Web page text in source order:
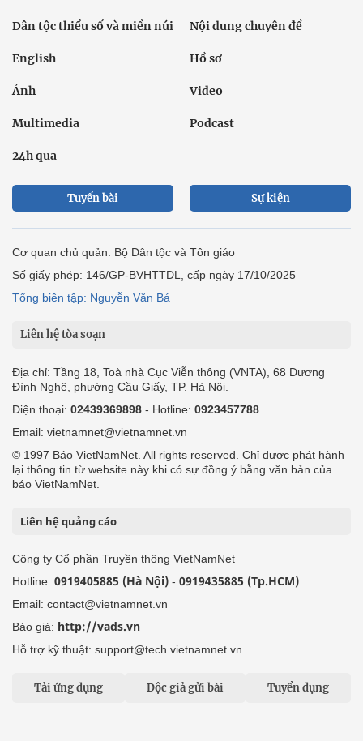
Dân tộc thiểu số và miền núi Nội dung chuyên đề
English Hồ sơ
Ảnh Video
Multimedia Podcast
24h qua
Tuyến bài Sự kiện
Cơ quan chủ quản: Bộ Dân tộc và Tôn giáo
Số giấy phép: 146/GP-BVHTTDL, cấp ngày 17/10/2025
Tổng biên tập: Nguyễn Văn Bá
Liên hệ tòa soạn
Địa chỉ: Tầng 18, Toà nhà Cục Viễn thông (VNTA), 68 Dương
Đình Nghệ, phường Cầu Giấy, TP. Hà Nội.
Điện thoại: 02439369898 - Hotline: 0923457788
Email: vietnamnet@vietnamnet.vn
© 1997 Báo VietNamNet. All rights reserved. Chỉ được phát hành
lại thông tin từ website này khi có sự đồng ý bằng văn bản của
báo VietNamNet.
Liên hệ quảng cáo
Công ty Cổ phần Truyền thông VietNamNet
Hotline: 0919405885 (Hà Nội) - 0919435885 (Tp.HCM)
Email: contact@vietnamnet.vn
Báo giá: http://vads.vn
Hỗ trợ kỹ thuật: support@tech.vietnamnet.vn
Tải ứng dụng Độc giả gửi bài Tuyển dụng